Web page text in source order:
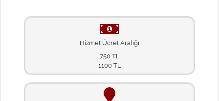
Hizmet Ücret Aralığı
750 TL
1100 TL